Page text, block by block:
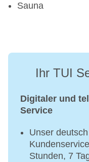
Sauna
Ihr TUI
Digitaler und
Service
Unser
Stunden, 7